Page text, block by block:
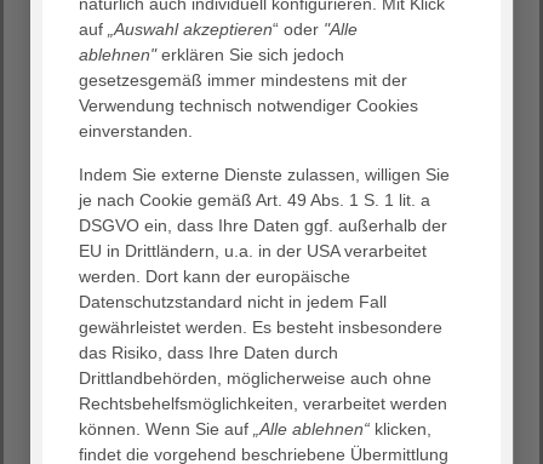
bewusstsein sowohl intern als auch in der Öffentlichkeit.
auf „Auswahl akzeptieren“ oder "Alle
ablehnen"erklären Sie sich jedoch
gesetzesgemäß immer mindestens mit der
Verwendung technisch notwendiger Cookies
einverstanden.
Indem Sie externe Dienste zulassen, willigen Sie
je nach Cookie gemäß Art. 49 Abs. 1 S. 1 lit. a
DSGVO ein, dass Ihre Daten ggf. außerhalb der
EU in Drittländern, u.a. in der USA verarbeitet
werden. Dort kann der europäische
Datenschutzstandard nicht in jedem Fall
gewährleistet werden. Es besteht insbesondere
das Risiko, dass Ihre Daten durch
Drittlandbehörden, möglicherweise auch ohne
Rechtsbehelfsmöglichkeiten, verarbeitet werden
können. Wenn Sie auf „Alle ablehnen“ klicken,
findet die vorgehend beschriebene Übermittlung